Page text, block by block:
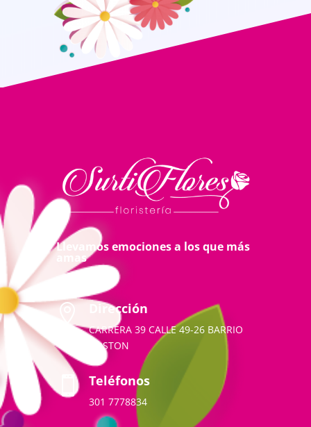
Llevamos emociones a los que más
amas
 Dirección
CARRERA 39 CALLE 49-26 BARRIO
BOSTON
 Teléfonos
301 7778834